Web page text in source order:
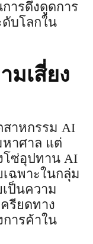
ารดึงดูดการ
บโลกใน
มเสี่ยง
าหกรรม AI
หาศาล แต่
โซ่อุปทาน AI
ฉพาะในกลุ่ม
ป็นความ
รียดทาง
ารค้าใน